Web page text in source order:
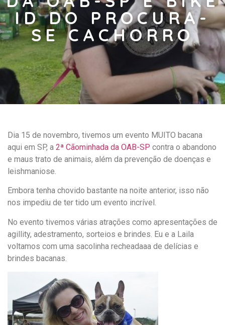
ID DO PROCURA-
SE CACHORRO
Dia 15 de novembro, tivemos um evento MUITO bacana
aqui em SP, a 2ª Cãominhada da OAB-SP contra o abandono
e maus trato de animais, além da prevenção de doenças e
leishmaniose.
Embora tenha chovido bastante na noite anterior, isso não
nos impediu de ter tido um evento incrível.
No evento tivemos várias atrações como apresentações de
agillity, adestramento, sorteios e brindes. Eu e a Laila
voltamos com uma sacolinha recheadaaa de delícias e
brindes bacanas.